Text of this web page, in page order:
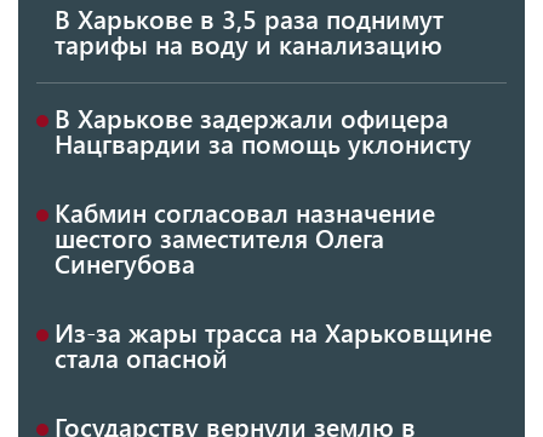
В Харькове в 3,5 раза поднимут
тарифы на воду и канализацию
В Харькове задержали офицера
Нацгвардии за помощь уклонисту
Кабмин согласовал назначение
шестого заместителя Олега
Синегубова
Из-за жары трасса на Харьковщине
стала опасной
Государству вернули землю в